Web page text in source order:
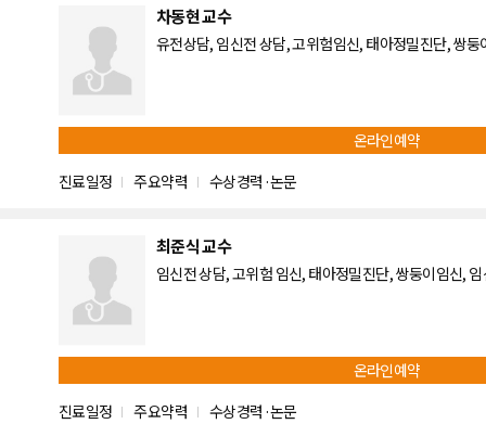
차동현 교수
유전상담, 임신전 상담, 고위험임신, 태아정밀진단, 쌍둥
온라인예약
진료일정
주요약력 수상경력·논문
최준식 교수
임신전 상담, 고위험 임신, 태아정밀진단, 쌍둥이임신, 임
온라인예약
진료일정
주요약력 수상경력·논문